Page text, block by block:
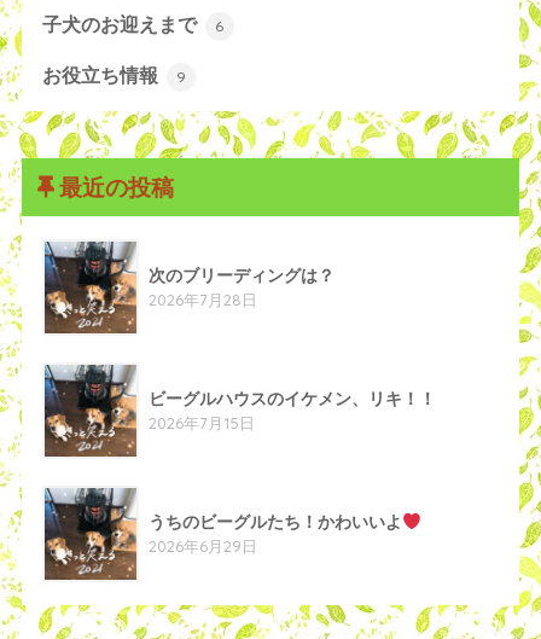
子犬のお迎えまで 6
お役立ち情報 9
最近の投稿
次のブリーディングは？
2026年7月28日
ビーグルハウスのイケメン、リキ！！
2026年7月15日
うちのビーグルたち！かわいいよ
2026年6月29日